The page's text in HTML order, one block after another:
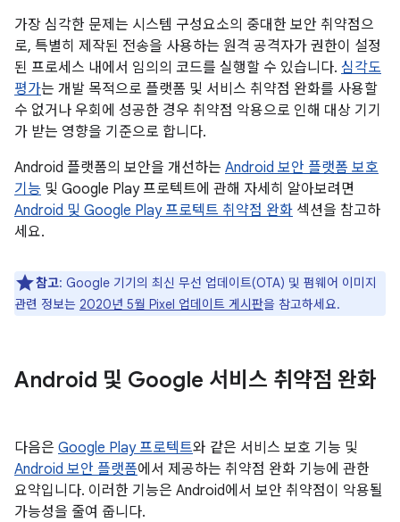
가장 심각한 문제는 시스템 구성요소의 중대한 보안 취약점으
로, 특별히 제작된 전송을 사용하는 원격 공격자가 권한이 설정
된 프로세스 내에서 임의의 코드를 실행할 수 있습니다. 심각도
평가는 개발 목적으로 플랫폼 및 서비스 취약점 완화를 사용할
수 없거나 우회에 성공한 경우 취약점 악용으로 인해 대상 기기
가 받는 영향을 기준으로 합니다.
Android 플랫폼의 보안을 개선하는 Android 보안 플랫폼 보호
기능 및 Google Play 프로텍트에 관해 자세히 알아보려면
Android 및 Google Play 프로텍트 취약점 완화 섹션을 참고하
세요.
참고: Google 기기의 최신 무선 업데이트(OTA) 및 펌웨어 이미지
관련 정보는 2020년 5월 Pixel 업데이트 게시판을 참고하세요.
Android 및 Google 서비스 취약점 완화
다음은 Google Play 프로텍트와 같은 서비스 보호 기능 및
Android 보안 플랫폼에서 제공하는 취약점 완화 기능에 관한
요약입니다. 이러한 기능은 Android에서 보안 취약점이 악용될
가능성을 줄여 줍니다.